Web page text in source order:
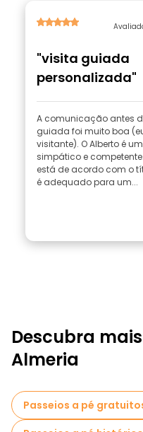
"visita guiada
personalizada"
A comunicação antes
guiada foi muito boa
visitante). O Alberto é
simpático e
está de acordo com o
é adequado para um...
Descubra
Almeria
Passeios a pé